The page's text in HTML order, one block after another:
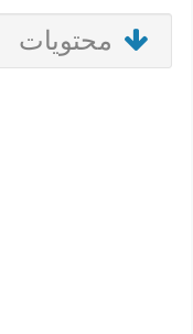
محتويات